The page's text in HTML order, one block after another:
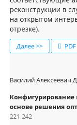
реконструкции в
на открытом
отрезке).
Далее >> PDF
Василий Алексеевич
Конфигурирование
основе решения
221-242